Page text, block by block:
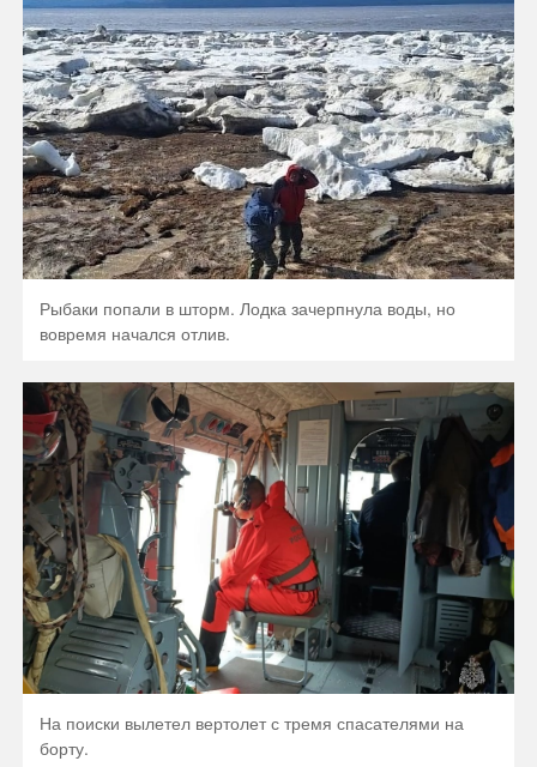
Рыбаки попали в шторм. Лодка зачерпнула воды, но
вовремя начался отлив.
На поиски вылетел вертолет с тремя спасателями на
борту.